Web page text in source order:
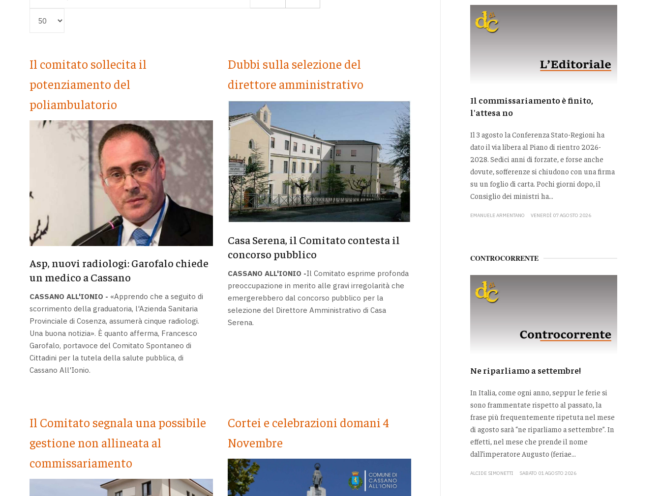
Il comitato sollecita il
potenziamento del
poliambulatorio
Asp, nuovi radiologi: Garofalo chiede
un medico a Cassano
CASSANO ALL'IONIO - «Apprendo che a seguito di
scorrimento della graduatoria, l'Azienda Sanitaria
Provinciale di Cosenza, assumerà cinque radiologi.
Una buona notizia». È quanto afferma, Francesco
Garofalo, portavoce del Comitato Spontaneo di
Cittadini per la tutela della salute pubblica, di
Cassano All'Ionio.
Dubbi sulla selezione del
direttore amministrativo
Casa Serena, il Comitato contesta il
concorso pubblico
CASSANO ALL'IONIO -Il Comitato esprime profonda
preoccupazione in merito alle gravi irregolarità che
emergerebbero dal concorso pubblico per la
selezione del Direttore Amministrativo di Casa
Serena.
Il Comitato segnala una possibile
gestione non allineata al
commissariamento
Cortei e celebrazioni domani 4
Novembre
Il commissariamento è finito,
l'attesa no
Il 3 agosto la Conferenza Stato-Regioni ha
dato il via libera al Piano di rientro 2026-
2028. Sedici anni di forzate, e forse anche
dovute, sofferenze si chiudono con una firma
su un foglio di carta. Pochi giorni dopo, il
Consiglio dei ministri ha...
EMANUELE ARMENTANO VENERDÌ 07 AGOSTO 2026
CONTROCORRENTE
Ne riparliamo a settembre!
In Italia, come ogni anno, seppur le ferie si
sono frammentate rispetto al passato, la
frase più frequentemente ripetuta nel mese
di agosto sarà “ne riparliamo a settembre”. In
effetti, nel mese che prende il nome
dall’imperatore Augusto (feriae...
ALCIDE SIMONETTI SABATO 01 AGOSTO 2026